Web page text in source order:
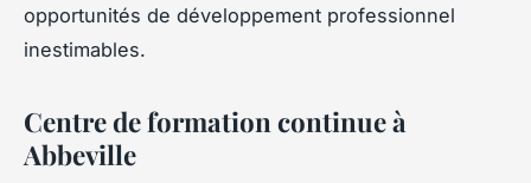
opportunités de développement professionnel
inestimables.
Centre de formation continue à
Abbeville